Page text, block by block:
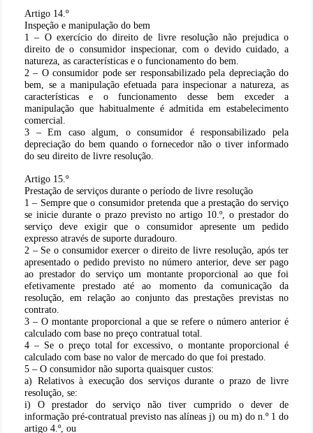
Artigo 14.º
Inspeção e manipulação do bem
1 – O exercício do direito de livre resolução não prejudica o
direito de o consumidor inspecionar, com o devido cuidado, a
natureza, as características e o funcionamento do bem.
2 – O consumidor pode ser responsabilizado pela depreciação do
bem, se a manipulação efetuada para inspecionar a natureza, as
características e o funcionamento desse bem exceder a
manipulação que habitualmente é admitida em estabelecimento
comercial.
3 – Em caso algum, o consumidor é responsabilizado pela
depreciação do bem quando o fornecedor não o tiver informado
do seu direito de livre resolução.
Artigo 15.º
Prestação de serviços durante o período de livre resolução
1 – Sempre que o consumidor pretenda que a prestação do serviço
se inicie durante o prazo previsto no artigo 10.º, o prestador do
serviço deve exigir que o consumidor apresente um pedido
expresso através de suporte duradouro.
2 – Se o consumidor exercer o direito de livre resolução, após ter
apresentado o pedido previsto no número anterior, deve ser pago
ao prestador do serviço um montante proporcional ao que foi
efetivamente prestado até ao momento da comunicação da
resolução, em relação ao conjunto das prestações previstas no
contrato.
3 – O montante proporcional a que se refere o número anterior é
calculado com base no preço contratual total.
4 – Se o preço total for excessivo, o montante proporcional é
calculado com base no valor de mercado do que foi prestado.
5 – O consumidor não suporta quaisquer custos:
a) Relativos à execução dos serviços durante o prazo de livre
resolução, se:
i) O prestador do serviço não tiver cumprido o dever de
informação pré-contratual previsto nas alíneas j) ou m) do n.º 1 do
artigo 4.º, ou